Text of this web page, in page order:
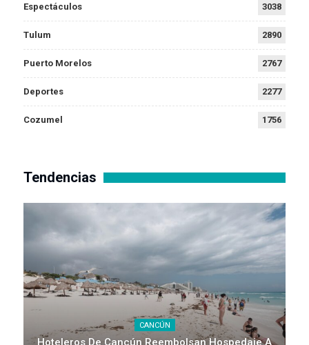
Espectáculos 3038
Tulum 2890
Puerto Morelos 2767
Deportes 2277
Cozumel 1756
Tendencias
CANCÚN
Hoteleros De Cancún Reembolsan Hospedaje A